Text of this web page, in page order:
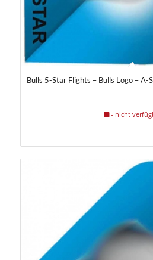
Bulls 5-Star Flights – Bulls Logo – A-
- nicht